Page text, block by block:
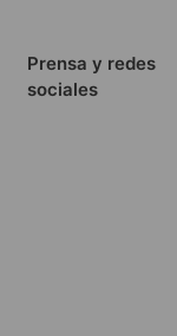
Prensa y redes
sociales